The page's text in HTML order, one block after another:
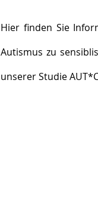
Hier finden Sie
Autismus zu
unserer Studie